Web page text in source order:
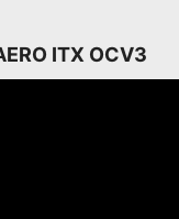
ITX OCV3